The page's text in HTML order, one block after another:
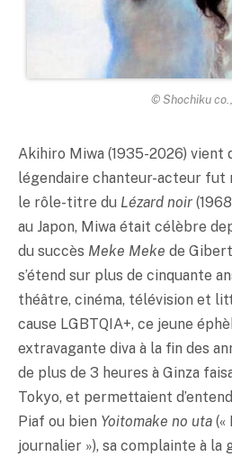
© Shochiku
Akihiro Miwa (1935-2026) vient
légendaire chanteur-acteur fut
le rôle-titre du Lézard noir
au Japon, Miwa était célèbre
du succès Meke Meke de
s’étend sur plus de cinquante
théâtre, cinéma, télévision et
cause LGBTQIA+, ce jeune
extravagante diva à la fin des
de plus de 3 heures à Ginza
Tokyo, et permettaient
Piaf ou bien Yoitomake no uta («
journalier »), sa complainte à